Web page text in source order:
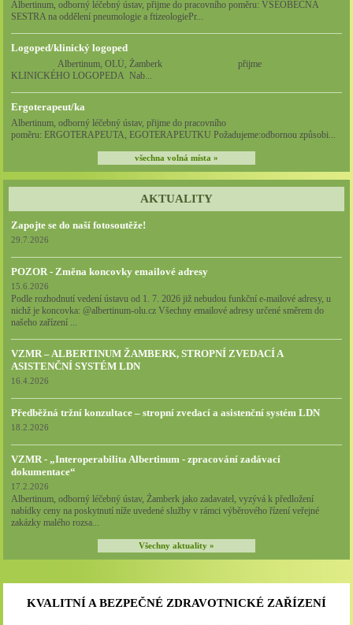
Albertinum, odborný léčebný ústav, přijme do pracovního poměru: VŠEOBECNÁ
SESTRA na oddělení pneumologie a ftizeologiePr...
Logoped/klinický logoped
Albertinum, OLÚ, Žamberk přijme
KLINICKÉHO LOGOPEDA Nab...
Ergoterapeut/ka
Albertinum, odborný léčebný ústav, přijme do pracovního
poměru: ERGOTERAPEUTA, EGOTERAPEUTKU Požadujeme:odbornou způsobi...
všechna volná místa »
AKTUALITY
Zapojte se do naší fotosoutěže!
29.7.2026
POZOR - Změna koncovky emailové adresy
15.6.2026
Podle rozhodnutí vedení ústavu od 1. 7. 2026 již nebudou funkční e-mailové adresy, u
nichž je koncovka: @albertinum-olu.cz Všechny emailové adresy určené směrem do
našeho zařízení ...
VZMR – ALBERTINUM ŽAMBERK, STROPNÍ ZVEDACÍ A
ASISTENČNÍ SYSTÉM LDN
16.4.2026
Předběžná tržní konzultace – stropní zvedací a asistenční systém LDN
18.2.2026
VZMR - „Interoperabilita Albertinum - zpracování zadávací
dokumentace“
17.2.2026
Albertinum, odborný léčebný ústav, Žamberk jako zadavatel, vyzývá k předložení
nabídky ceny na poskytnutí níže uvedené služby v rámci výběrového řízení veřejné
zakázky malého rozsa...
Všechny aktuality »
KVALITNÍ A BEZPEČNÉ ZDRAVOTNICKÉ ZAŘÍZENÍ